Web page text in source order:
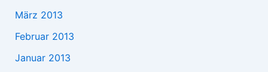
März 2013
Februar 2013
Januar 2013